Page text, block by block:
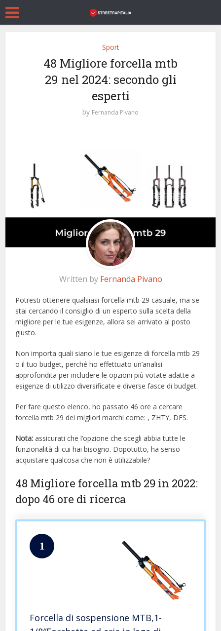
Sport
48 Migliore forcella mtb
29 nel 2024: secondo gli
esperti
by Fernanda Pivano
Written by Fernanda Pivano
Potresti ottenere qualsiasi forcella mtb 29 casuale, ma se
stai cercando il consiglio di un esperto sulla scelta della
migliore per le tue esigenze, allora sei arrivato al posto
giusto.
Non importa quali siano le tue esigenze di forcella mtb 29
o il tuo budget, perché ho effettuato un’analisi
approfondita per includere le opzioni più votate adatte a
esigenze di utilizzo diversificate e diverse fasce di budget.
Per fare questo elenco, ho passato 46 ore a cercare
forcella mtb 29 dei migliori marchi come: , ZHTY, DFS.
Nota: assicurati che l’opzione che scegli abbia tutte le
funzionalità di cui hai bisogno. Dopotutto, ha senso
acquistare qualcosa che non è utilizzabile?
48 Migliore forcella mtb 29 in 2022:
dopo 46 ore di ricerca
1
Forcella di sospensione MTB,1-